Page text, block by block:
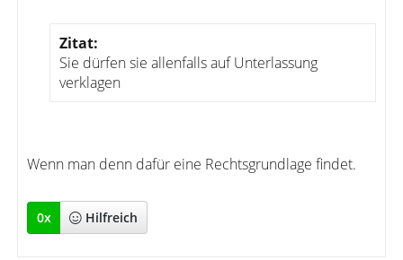
Zitat:
Sie dürfen sie allenfalls auf Unterlassung
verklagen
Wenn man denn dafür eine Rechtsgrundlage findet.
0x Hilfreich